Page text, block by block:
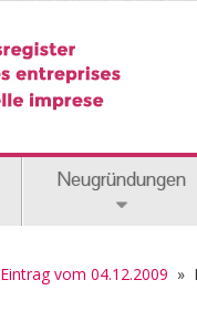
Neugründungen
Eintrag vom 04.12.2009 »